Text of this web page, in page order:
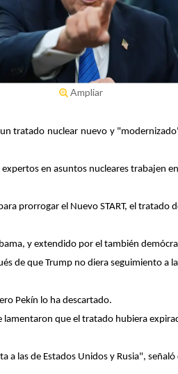
Ampliar
tratado nuclear nuevo y
en asuntos nucleares
prorrogar el Nuevo START, el
y extendido por el también
de que Trump no diera seguimiento
Pekín lo ha descartado.
lamentaron que el tratado hubiera
a las de Estados Unidos y Rusia",